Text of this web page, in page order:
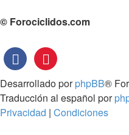
© Forociclidos.com
Desarrollado porphpBB®
Traducción al español por
Privacidad | Condiciones